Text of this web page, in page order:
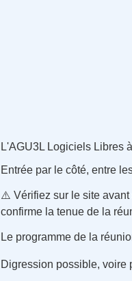
L'AGU3L Logiciels Libres
Entrée par le côté, entre
⚠️ Vérifiez sur le site avant
confirme la tenue de la
Le programme de la
Digression possible, voire